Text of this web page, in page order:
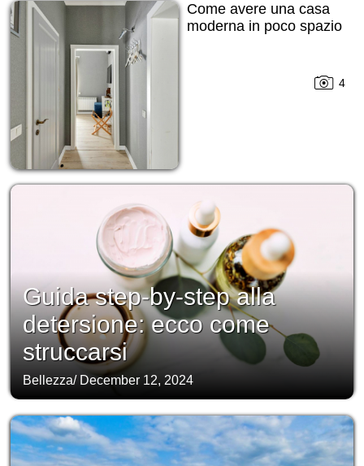
Come avere una casa
moderna in poco spazio
4
Guida step-by-step alla
detersione: ecco come
struccarsi
Bellezza/ December 12, 2024